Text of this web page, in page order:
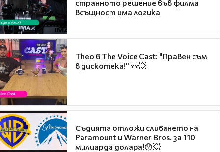
странното решение във филма
всъщност има логика
Theo в The Voice Cast: "Правен съм
в дискотека!" 👀💥
Съдията отложи сливането на
Paramount и Warner Bros. за 110
милиарда долара!😯💥